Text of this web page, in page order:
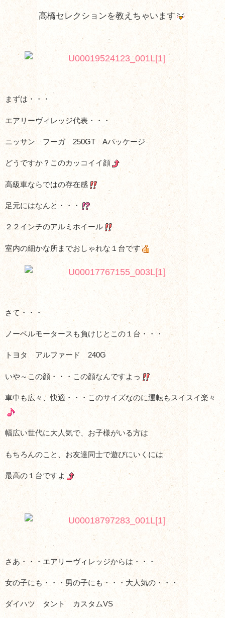
高橋セレクションを教えちゃいます
まずは・・・
エアリーヴィレッジ代表・・・
ニッサン フーガ 250GT Aパッケージ
どうですか？このカッコイイ顔
高級車ならではの存在感
足元にはなんと・・・
２２インチのアルミホイール
室内の細かな所までおしゃれな１台です
さて・・・
ノーベルモータースも負けじとこの１台・・・
トヨタ アルファード 240G
いや～この顔・・・この顔なんですよっ
車中も広々、快適・・・このサイズなのに運転もスイスイ楽々
幅広い世代に大人気で、お子様がいる方は
もちろんのこと、お友達同士で遊びにいくには
最高の１台ですよ
さあ・・・エアリーヴィレッジからは・・・
女の子にも・・・男の子にも・・・大人気の・・・
ダイハツ タント カスタムVS